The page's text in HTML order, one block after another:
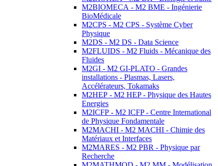
M2BIOMECA - M2 BME - Ingénierie
BioMédicale
M2CPS - M2 CPS - Système Cyber
Physique
M2DS - M2 DS - Data Science
M2FLUIDS - M2 Fluids - Mécanique des
Fluides
M2GI - M2 GI-PLATO - Grandes
installations - Plasmas, Lasers,
Accélérateurs, Tokamaks
M2HEP - M2 HEP - Physique des Hautes
Energies
M2ICFP - M2 ICFP - Centre International
de Physique Fondamentale
M2MACHI - M2 MACHI - Chimie des
Matériaux et Interfaces
M2MARES - M2 PBR - Physique par
Recherche